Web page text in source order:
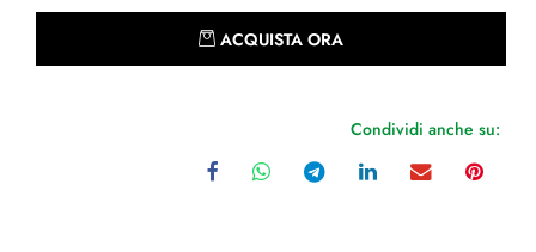
ACQUISTA ORA
Condividi anche su: